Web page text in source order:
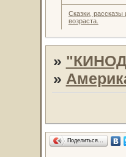
Сказки, рассказы
возраста.
»
»
Поделиться…